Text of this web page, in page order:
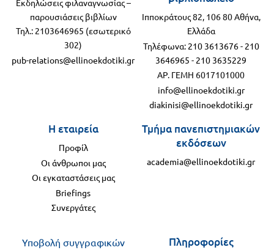
Ιπποκράτους 82, 106 80 Αθήνα,
Ελλάδα
Τηλέφωνα: 210 3613676- 210
3646965 - 210 3635229
ΑΡ. ΓΕΜΗ 6017101000
info@ellinoekdotiki.gr
diakinisi@ellinoekdotiki.gr
Η εταιρεία
Προφίλ
Οι άνθρωποι μας
Οι εγκαταστάσεις μας
Briefings
Συνεργάτες
Εκδηλώσεις φιλαναγνωσίας –
παρουσιάσεις βιβλίων
Τηλ.: 2103646965 (εσωτερικό
302)
pub-relations@ellinoekdotiki.gr
Τμήμα πανεπιστημιακών
εκδόσεων
academia@ellinoekdotiki.gr
Πληροφορίες
Υποβολή συγγραφικών